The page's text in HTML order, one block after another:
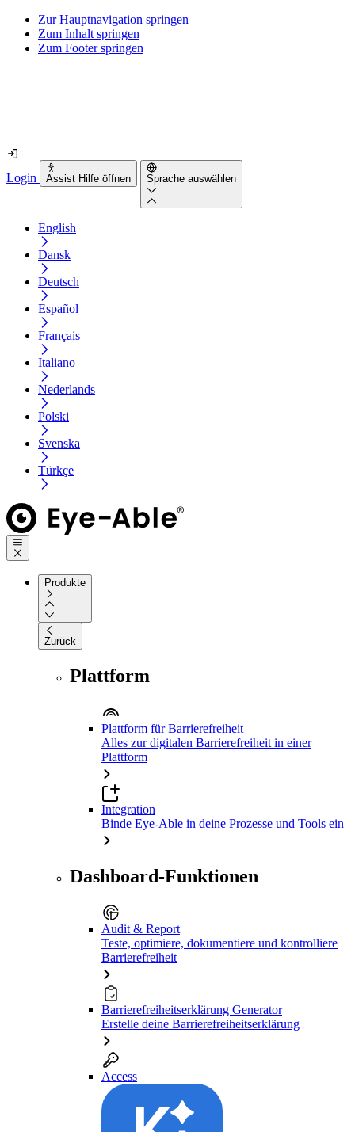
Zur Hauptnavigation springen
Zum Inhalt springen
Zum Footer springen
Login Assist Hilfe öffnen Sprache auswählen
English
Dansk
Deutsch
Español
Français
Italiano
Nederlands
Polski
Svenska
Türkçe
Produkte
Zurück
Plattform
Plattform für Barrierefreiheit
Alles zur digitalen Barrierefreiheit in einer
Plattform
Integration
Binde Eye-Able in deine Prozesse und Tools ein
Dashboard-Funktionen
Audit & Report
Teste, optimiere, dokumentiere und kontrolliere
Barrierefreiheit
Barrierefreiheitserklärung Generator
Erstelle deine Barrierefreiheitserklärung
Access